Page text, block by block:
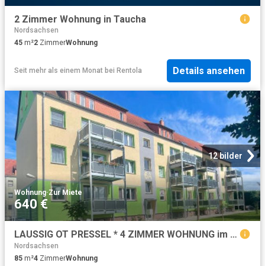
2 Zimmer Wohnung in Taucha
Nordsachsen
45 m²2 ZimmerWohnung
Seit mehr als einem Monat bei Rentola Details ansehen
12 bilder
Wohnung·Zur Miete
640 €
LAUSSIG OT PRESSEL * 4 ZIMMER WOHNUNG im ERDGESCHOSS mit TAGESLICHTBAD * SONNIGEM BALKON * kostenfreien PARKPLATZ
Nordsachsen
85 m²4 ZimmerWohnung